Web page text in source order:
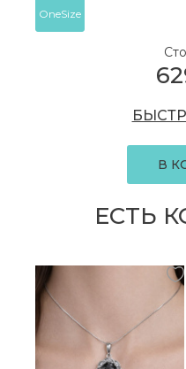
OneSize
В
ЕСТЬ